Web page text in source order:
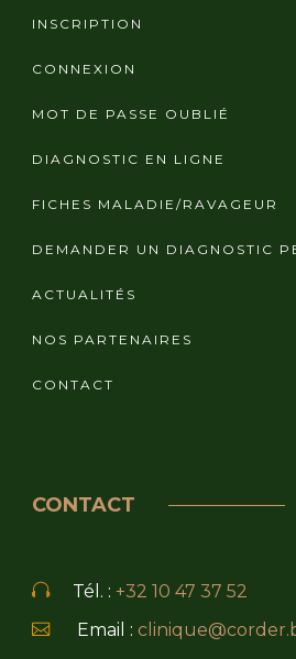
INSCRIPTION
CONNEXION
MOT DE PASSE OUBLIÉ
DIAGNOSTIC EN LIGNE
FICHES MALADIE/RAVAGEUR
DEMANDER UN DIAGNOSTIC
ACTUALITÉS
NOS PARTENAIRES
CONTACT
CONTACT
Tél. : +32 10 47 37 52
Email :